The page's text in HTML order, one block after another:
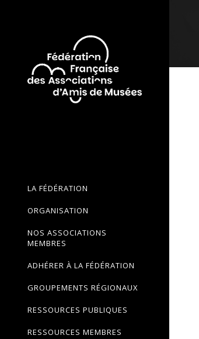
LA FÉDÉRATION
ORGANISATION
NOS ASSOCIATIONS
MEMBRES
ADHÉRER À LA FÉDÉRATION
GROUPEMENTS RÉGIONAUX
RESSOURCES PUBLIQUES
RESSOURCES MEMBRES